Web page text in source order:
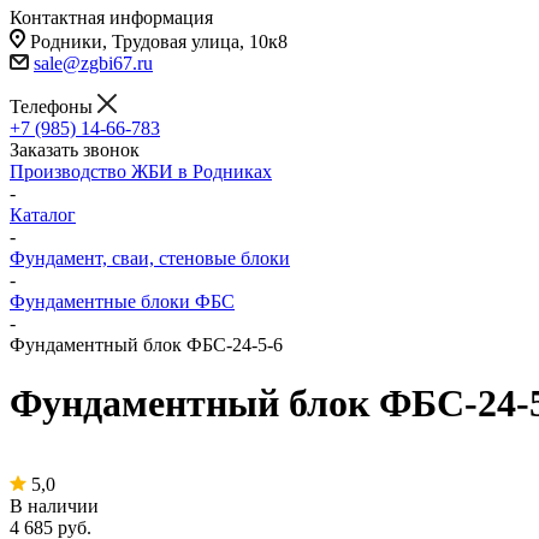
Контактная информация
Родники, Трудовая улица, 10к8
sale@zgbi67.ru
Телефоны
+7 (985) 14-66-783
Заказать звонок
Производство ЖБИ в Родниках
-
Каталог
-
Фундамент, сваи, стеновые блоки
-
Фундаментные блоки ФБС
-
Фундаментный блок ФБС-24-5-6
Фундаментный блок ФБС-24-
5,0
В наличии
4 685 руб.